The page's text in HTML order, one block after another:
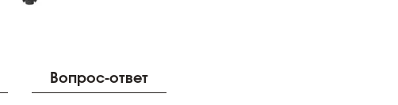
Вопрос-ответ